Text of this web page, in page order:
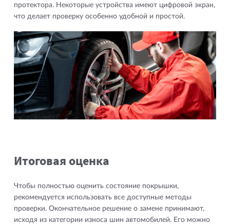
протектора. Некоторые устройства имеют цифровой экран,
что делает проверку особенно удобной и простой.
Итоговая оценка
Чтобы полностью оценить состояние покрышки,
рекомендуется использовать все доступные методы
проверки. Окончательное решение о замене принимают,
исходя из категории износа шин автомобилей. Его можно